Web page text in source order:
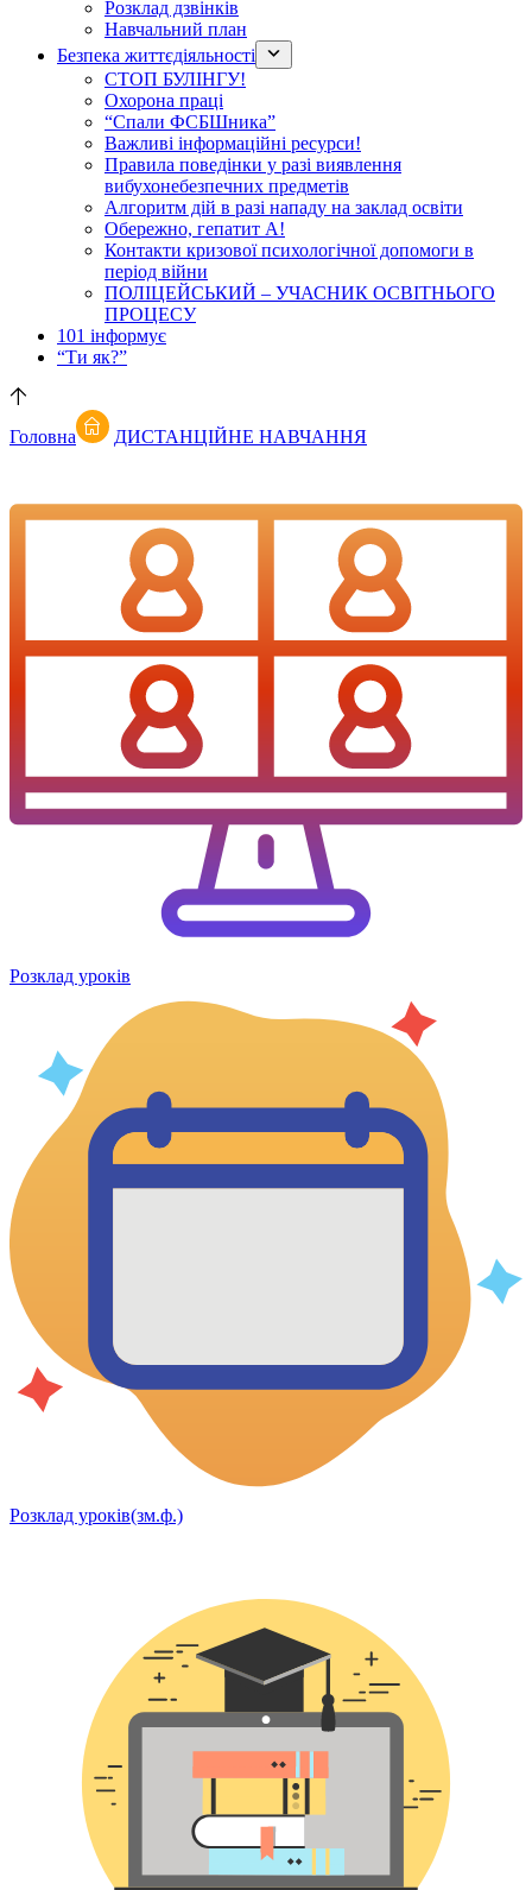
Розклад дзвінків
Навчальний план
Безпека життєдіяльності
СТОП БУЛІНГУ!
Охорона праці
“Спали ФСБШника”
Важливі інформаційні ресурси!
Правила поведінки у разі виявлення
вибухонебезпечних предметів
Алгоритм дій в разі нападу на заклад освіти
Обережно, гепатит А!
Контакти кризової психологічної допомоги в
період війни
ПОЛІЦЕЙСЬКИЙ – УЧАСНИК ОСВІТНЬОГО
ПРОЦЕСУ
101 інформує
“Ти як?”
Головна ДИСТАНЦІЙНЕ НАВЧАННЯ
Розклад уроків
Розклад уроків(зм.ф.)